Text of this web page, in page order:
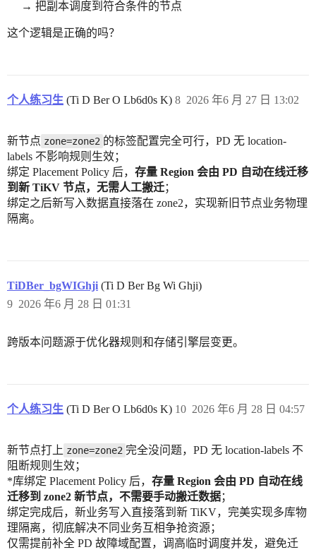
→ 把副本调度到符合条件的节点
这个逻辑是正确的吗？
个人练习生 (Ti D Ber O Lb6d0s K) 2026 年6 月 27 日 13:02
8
新节点 zone=zone2 的标签配置完全可行，PD 无 location-
labels 不影响规则生效；
绑定 Placement Policy 后， 存量 Region 会由 PD 自动在线迁移
到新 TiKV 节点，无需人工搬迁；
绑定之后新写入数据直接落在 zone2，实现新旧节点业务物理
隔离。
TiDBer_bgWIGhji (Ti D Ber Bg Wi Ghji)
2026 年6 月 28 日 01:31
9
跨版本问题源于优化器规则和存储引擎层变更。
个人练习生 (Ti D Ber O Lb6d0s K) 2026 年6 月 28 日 04:57
10
新节点打上 zone=zone2 完全没问题，PD 无 location-labels 不
阻断规则生效；
*库绑定 Placement Policy 后， 存量 Region 会由 PD 自动在线
迁移到 zone2 新节点，不需要手动搬迁数据；
绑定完成后，新业务写入直接落到新 TiKV，完美实现多库物
理隔离，彻底解决不同业务互相争抢资源；
仅需提前补全 PD 故障域配置，调高临时调度并发，避免迁